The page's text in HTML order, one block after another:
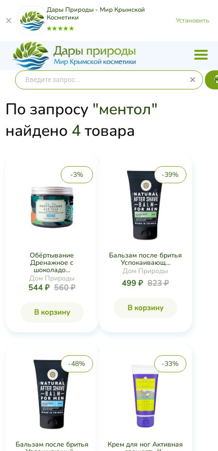
Дары Природы - Мир Крымской
Косметики
Установить
По запросу "ментол"
найдено 4товара
-3%
Обёртывание
Дренажное с
шоколадо...
Дом Природы
544 ₽ 560 ₽
В корзину
-39%
Бальзам после бритья
Успокаивающ...
Дом Природы
499 ₽ 823 ₽
В корзину
-48%
Бальзам после бритья
-33%
Крем для ног Активная